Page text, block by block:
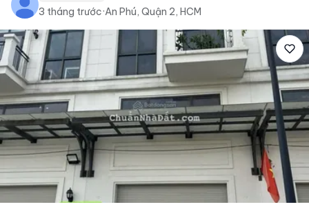
3 tháng trước·An Phú, Quận 2, HCM